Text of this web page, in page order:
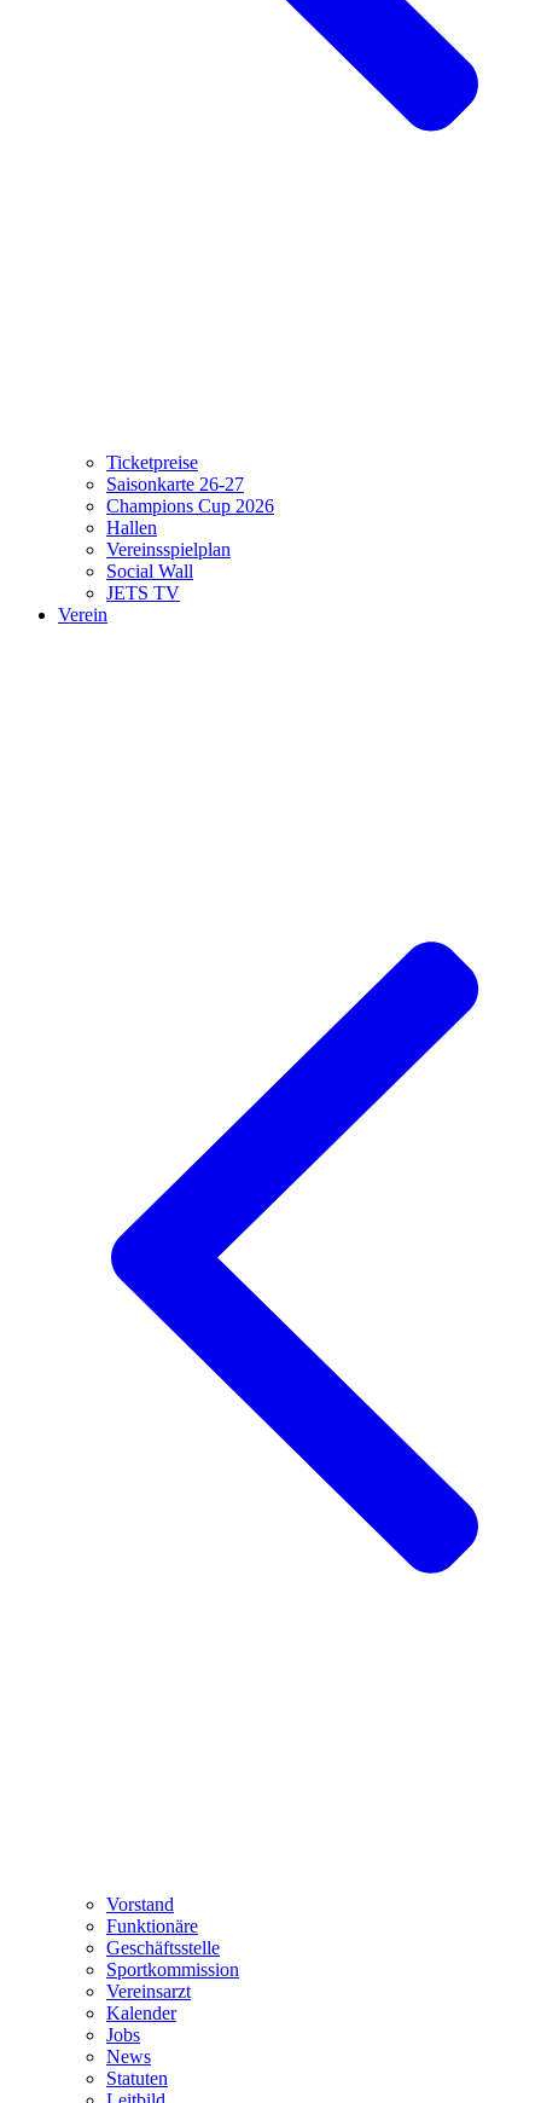
Ticketpreise
Saisonkarte 26-27
Champions Cup 2026
Hallen
Vereinsspielplan
Social Wall
JETS TV
Verein
Vorstand
Funktionäre
Geschäftsstelle
Sportkommission
Vereinsarzt
Kalender
Jobs
News
Statuten